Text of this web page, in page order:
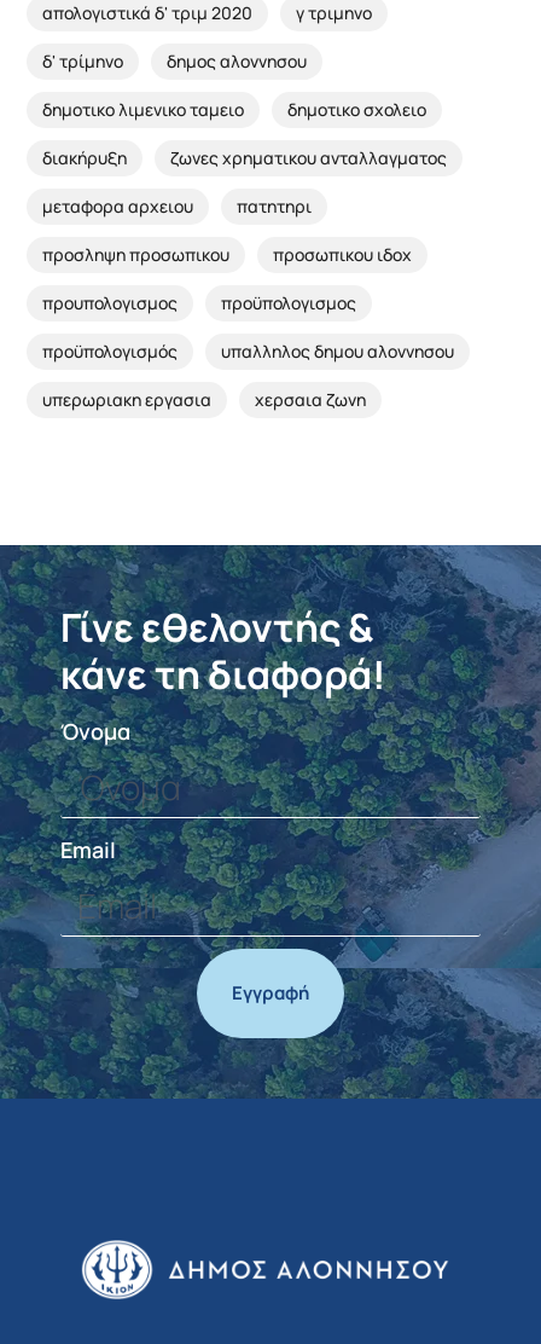
απολογιστικά δ' τριμ 2020 γ τριμηνο
δ' τρίμηνο δημος αλοννησου
δημοτικο λιμενικο ταμειο δημοτικο σχολειο
διακήρυξη ζωνες χρηματικου ανταλλαγματος
μεταφορα αρχειου πατητηρι
προσληψη προσωπικου προσωπικου ιδοχ
προυπολογισμος προϋπολογισμος
προϋπολογισμός υπαλληλος δημου αλοννησου
υπερωριακη εργασια χερσαια ζωνη
Γίνε εθελοντής &
κάνε τη διαφορά!
Όνομα
Email
Εγγραφή